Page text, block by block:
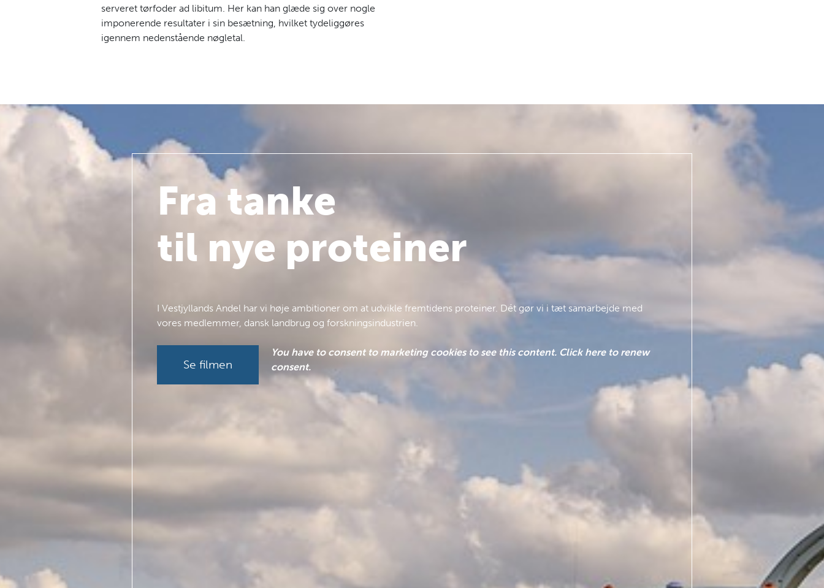
serveret tørfoder ad libitum. Her kan han glæde sig over nogle
imponerende resultater i sin besætning, hvilket tydeliggøres
igennem nedenstående nøgletal.
Fra tanke
til nye proteiner
I Vestjyllands Andel har vi høje ambitioner om at udvikle fremtidens proteiner. Dét gør vi i tæt samarbejde med
vores medlemmer, dansk landbrug og forskningsindustrien.
Se filmen
You have to consent to marketing cookies to see this content. Click here to renew
consent.